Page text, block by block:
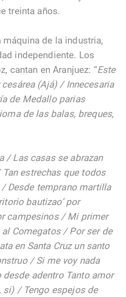
treinta años.
de la industria,
independiente. Los
cantan en Aranjuez: “Este
(Ajá) / Innecesaria
de Medallo parias
de las balas, breques,
/ Las casas se abrazan
estrechas que todos
Desde temprano martilla
bautizao’ por
campesinos / Mi primer
Comegatos / Por ser de
en Santa Cruz un santo
/ Si me voy nada
adentro Tanto amor
si) / Tengo espejos de